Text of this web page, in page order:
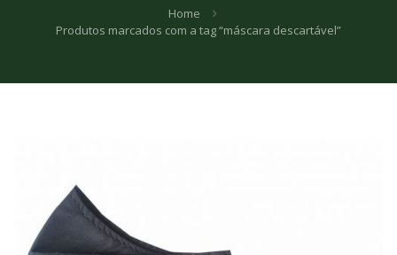
Home
Produtos marcados com a tag “máscara descartável”